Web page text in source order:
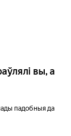
вы, а
падобныя да